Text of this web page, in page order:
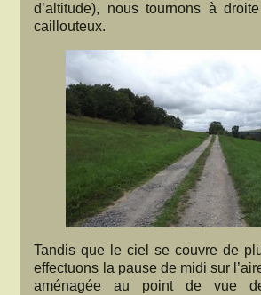
d’altitude), nous tournons à
caillouteux.
Tandis que le ciel se couvre de
effectuons la pause de midi sur
aménagée au point de vue